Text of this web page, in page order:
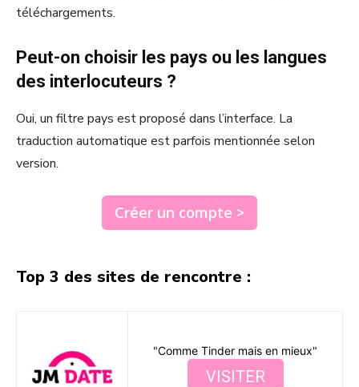
téléchargements.
Peut-on choisir les pays ou les langues
des interlocuteurs ?
Oui, un filtre pays est proposé dans l’interface. La
traduction automatique est parfois mentionnée selon
version.
Créer un compte >
Top 3 des sites de rencontre :
"Comme Tinder mais en mieux"
VISITER